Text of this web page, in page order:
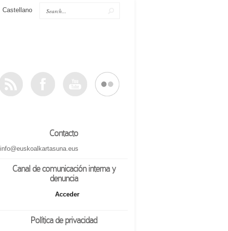
Castellano
Contacto
info@euskoalkartasuna.eus
Canal de comunicación interna y
denuncia
Acceder
Política de privacidad